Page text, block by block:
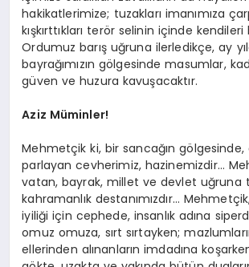
hakikatlerimize; tuzakları imanımıza
kışkırttıkları terör selinin içinde
Ordumuz barış uğruna ilerledikçe, ay
bayrağımızın gölgesinde masumlar,
güven ve huzura kavuşacaktır.
Aziz Müminler!
Mehmetçik ki, bir sancağın gölgesinde,
parlayan cevherimiz, hazinemizdir…
vatan, bayrak, millet ve devlet uğruna
kahramanlık destanımızdır…
iyiliği için cephede, insanlık adına
omuz omuza, sırt sırtayken;
ellerinden alınanların imdadına